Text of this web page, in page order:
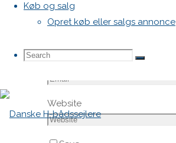
Køb og salg
Opret køb eller salgs annonce
Search
Search
Search
Name*
Website